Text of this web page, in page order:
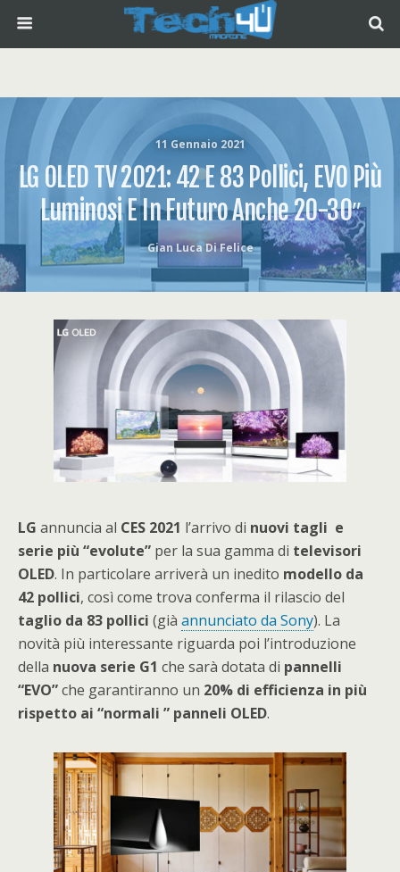
11 Gennaio 2021
LG OLED TV 2021: 42 E 83 Pollici, EVO Più
Luminosi E In Futuro Anche 20-30″
Gian Luca Di Felice
LG annuncia al CES 2021 l’arrivo di nuovi tagli e
serie più “evolute” per la sua gamma di televisori
OLED. In particolare arriverà un inedito modello da
42 pollici, così come trova conferma il rilascio del
taglio da 83 pollici (già annunciato da Sony). La
novità più interessante riguarda poi l’introduzione
della nuova serie G1 che sarà dotata di pannelli
“EVO”che garantiranno un 20% di efficienza in più
rispetto ai “normali ” panneli OLED.